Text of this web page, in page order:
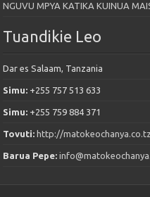
NGUVU MPYA KATIKA KUINUA
Tuandikie Leo
Dar es Salaam, Tanzania
Simu: +255 757 513 633
Simu: +255 759 884 371
Tovuti: http://matokeochanya.co.tz
Barua Pepe: